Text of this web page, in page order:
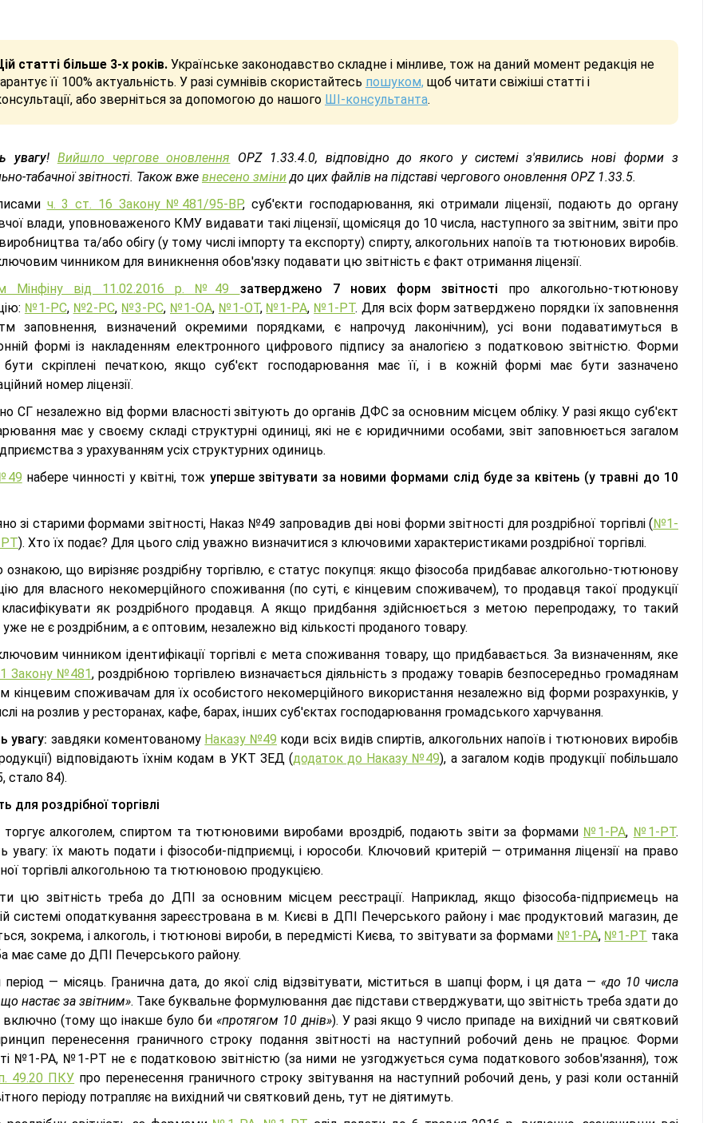
статті більше 3-х років. Українське законодавство складне і мінливе, тож на даний момент редакція не
її 100% актуальність. У разі сумнівів скористайтесь пошуком, щоб читати свіжіші статті і
або зверніться за допомогою до нашого ШІ-консультанта.
увагу! Вийшло чергове оновлення ОРZ 1.33.4.0, відповідно до якого у системі з'явились нові форми з
табачної звітності. Також вже внесено змінидо цих файлів на підставі чергового оновлення ОРZ 1.33.5.
ч. 3 ст. 16 Закону №481/95-BP, cуб'єкти господарювання, які отримали ліцензії, подають до органу
влади, уповноваженого КМУ видавати такі ліцензії, щомісяця до 10 числа, наступного за звітним, звіти про
та/або обігу (у тому числі імпорту та експорту) спирту, алкогольних напоїв та тютюнових виробів.
чинником для виникнення обов'язку подавати цю звітність є факт отримання ліцензії.
Мінфіну від 11.02.2016 р. №49 затверджено 7 нових форм звітності про алкогольно-тютюнову
№1-РС, №2-РС, №3-РС, №1-ОА, №1-ОТ, №1-РА, №1-РТ. Для всіх форм затверджено порядки їх заповнення
заповнення, визначений окремими порядками, є напрочуд лаконічним), усі вони подаватимуться в
формі із накладенням електронного цифрового підпису за аналогією з податковою звітністю. Форми
скріплені печаткою, якщо суб'єкт господарювання має її, і в кожній формі має бути зазначено
номер ліцензії.
СГ незалежно від форми власності звітують до органів ДФС за основним місцем обліку. У разі якщо суб'єкт
має у своєму складі структурні одиниці, які не є юридичними особами, звіт заповнюється загалом
з урахуванням усіх структурних одиниць.
набере чинності у квітні, тож уперше звітувати за новими формами слід буде за квітень (у травні до 10
зі старими формами звітності, Наказ №49 запровадив дві нові форми звітності для роздрібної торгівлі (№1-
). Хто їх подає? Для цього слід уважно визначитися з ключовими характеристиками роздрібної торгівлі.
що вирізняє роздрібну торгівлю, є статус покупця: якщо фізособа придбаває алкогольно-тютюнову
для власного некомерційного споживання (по суті, є кінцевим споживачем), то продавця такої продукції
як роздрібного продавця. А якщо придбання здійснюється з метою перепродажу, то такий
не є роздрібним, а є оптовим, незалежно від кількості проданого товару.
чинником ідентифікації торгівлі є мета споживання товару, що придбавається. За визначенням, яке
Закону №481, роздрібною торгівлею визначається діяльність з продажу товарів безпосередньо громадянам
кінцевим споживачам для їх особистого некомерційного використання незалежно від форми розрахунків, у
на розлив у ресторанах, кафе, барах, інших суб'єктах господарювання громадського харчування.
увагу: завдяки коментованому Наказу №49 коди всіх видів спиртів, алкогольних напоїв і тютюнових виробів
відповідають їхнім кодам в УКТ ЗЕД (додаток до Наказу №49), а загалом кодів продукції побільшало
стало 84).
для роздрібної торгівлі
торгує алкоголем, спиртом та тютюновими виробами вроздріб, подають звіти за формами №1-РА, №1-РТ.
увагу: їх мають подати і фізособи-підприємці, і юрособи. Ключовий критерій — отримання ліцензії на право
торгівлі алкогольною та тютюновою продукцією.
цю звітність треба до ДПІ за основним місцем реєстрації. Наприклад, якщо фізособа-підприємець на
системі оподаткування зареєстрована в м. Києві в ДПІ Печерського району і має продуктовий магазин, де
зокрема, і алкоголь, і тютюнові вироби, в передмісті Києва, то звітувати за формами №1-РА, №1-РТ така
має саме до ДПІ Печерського району.
період — місяць. Гранична дата, до якої слід відзвітувати, міститься в шапці форм, і ця дата — «до 10 числа
настає за звітним». Таке буквальне формулювання дає підстави стверджувати, що звітність треба здати до
включно (тому що інакше було би«протягом 10 днів»). У разі якщо 9 число припаде на вихідний чи святковий
перенесення граничного строку подання звітності на наступний робочий день не працює. Форми
№1-РА, №1-РТ не є податковою звітністю (за ними не узгоджується сума податкового зобов'язання), тож
49.20 ПКУ про перенесення граничного строку звітування на наступний робочий день, у разі коли останній
періоду потрапляє на вихідний чи святковий день, тут не діятимуть.